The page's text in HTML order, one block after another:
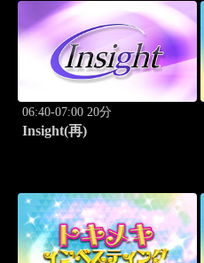
06:40-07:00 20分
Insight(再)